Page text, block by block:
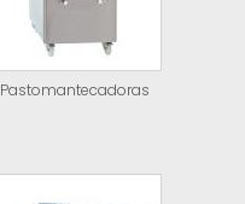
Pastomantecadoras